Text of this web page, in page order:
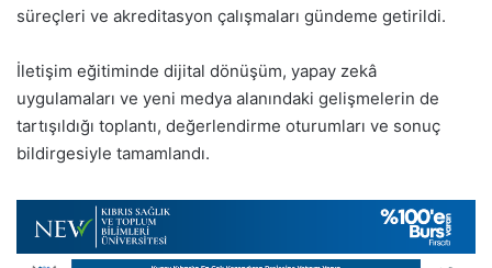
süreçleri ve akreditasyon çalışmaları gündeme getirildi.
İletişim eğitiminde dijital dönüşüm, yapay zekâ
uygulamaları ve yeni medya alanındaki gelişmelerin de
tartışıldığı toplantı, değerlendirme oturumları ve sonuç
bildirgesiyle tamamlandı.